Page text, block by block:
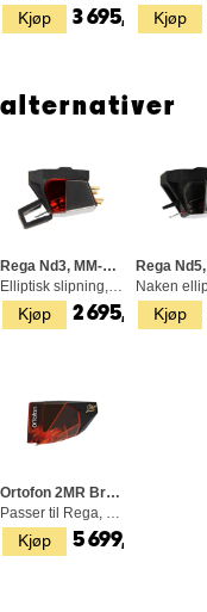
Kjøp 3 695,- Kjøp
alternativer
Kjøp
Rega Nd3, MM-Pickup
Elliptisk slipning, moving magnet
2 695,- Kjøp
Kjøp
Ortofon 2MR Bronze, MM-Pickup
5 699,-